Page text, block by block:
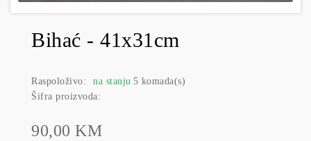
Bihać - 41x31cm
Raspoloživo: na stanju 5 komada(s)
Šifra proizvoda:
90,00 KM